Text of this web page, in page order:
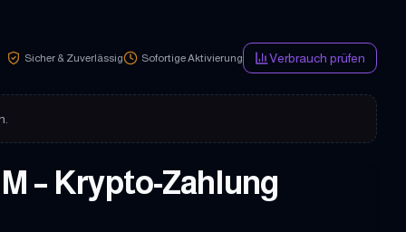
Sicher & Zuverlässig Sofortige Aktivierung Verbrauch prüfen
– Krypto-Zahlung